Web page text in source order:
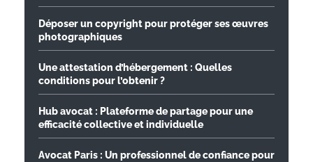
Déposer un copyright pour protéger ses œuvres
photographiques
Une attestation d’hébergement : Quelles
conditions pour l’obtenir ?
Hub avocat : Plateforme de partage pour une
efficacité collective et individuelle
Avocat Paris : Un professionnel de confiance pour